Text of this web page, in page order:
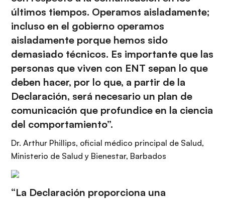
últimos tiempos. Operamos aisladamente;
incluso en el gobierno operamos
aisladamente porque hemos sido
demasiado técnicos. Es importante que las
personas que viven con ENT sepan lo que
deben hacer, por lo que, a partir de la
Declaración, será necesario un plan de
comunicación que profundice en la ciencia
del comportamiento”.
Dr. Arthur Phillips, oficial médico principal de Salud,
Ministerio de Salud y Bienestar, Barbados
“La Declaración proporciona una